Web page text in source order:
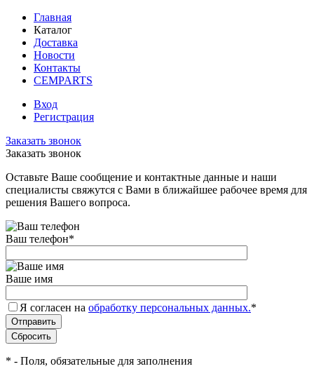
Главная
Каталог
Доставка
Новости
Контакты
CEMPARTS
Вход
Регистрация
Заказать звонок
Заказать звонок
Оставьте Ваше сообщение и контактные данные и наши
специалисты свяжутся с Вами в ближайшее рабочее время для
решения Вашего вопроса.
Ваш телефон*
Ваше имя
Я согласен на обработку персональных данных.*
* - Поля, обязательные для заполнения